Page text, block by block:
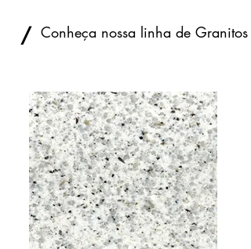
/ Conheça nossa linha de Granitos